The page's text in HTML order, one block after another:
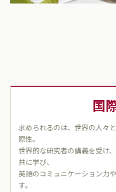
国
求められるのは、世界の人々
際性。
世界的な研究者の講義を受け
共に学び、
英語のコミュニケーション力
す。